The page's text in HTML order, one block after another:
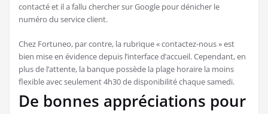
contacté et il a fallu chercher sur Google pour dénicher le
numéro du service client.
Chez Fortuneo, par contre, la rubrique « contactez-nous » est
bien mise en évidence depuis l’interface d’accueil. Cependant, en
plus de l’attente, la banque possède la plage horaire la moins
flexible avec seulement 4h30 de disponibilité chaque samedi.
De bonnes appréciations pour